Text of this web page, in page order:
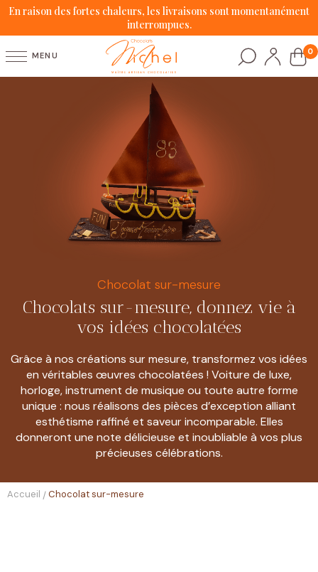
En raison des fortes chaleurs, les livraisons sont momentanément
interrompues.
MENU 0
Chocolat sur-mesure
Chocolats sur-mesure, donnez vie à
vos idées chocolatées
Grâce à nos créations sur mesure, transformez vos idées
en véritables œuvres chocolatées ! Voiture de luxe,
horloge, instrument de musique ou toute autre forme
unique : nous réalisons des pièces d’exception alliant
esthétisme raffiné et saveur incomparable. Elles
donneront une note délicieuse et inoubliable à vos plus
précieuses célébrations.
Accueil /Chocolat sur-mesure